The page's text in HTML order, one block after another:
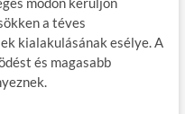
a téves
kialakulásának esélye. A
és magasabb